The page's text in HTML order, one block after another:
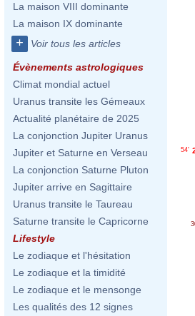
La maison VIII dominante
La maison IX dominante
+ Voir tous les articles
Évènements astrologiques
Climat mondial actuel
Uranus transite les Gémeaux
Actualité planétaire de 2025
La conjonction Jupiter Uranus
Jupiter et Saturne en Verseau
La conjonction Saturne Pluton
Jupiter arrive en Sagittaire
Uranus transite le Taureau
Saturne transite le Capricorne
Lifestyle
Le zodiaque et l'hésitation
Le zodiaque et la timidité
Le zodiaque et le mensonge
Les qualités des 12 signes
54'